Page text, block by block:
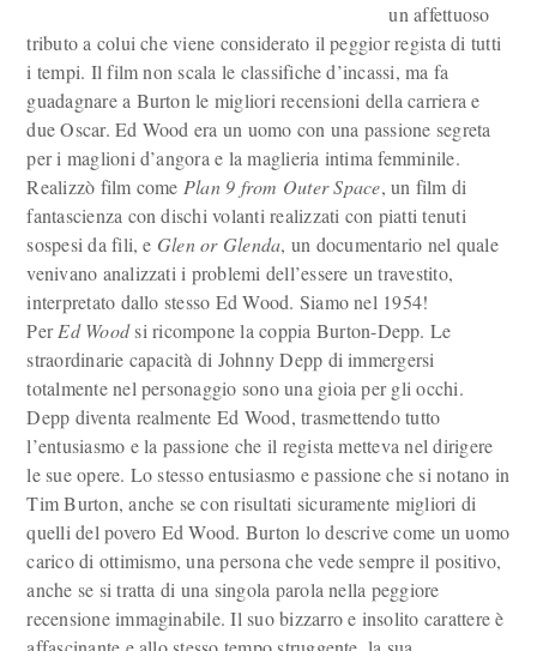
un affettuoso
tributo a colui che viene considerato il peggior regista di tutti
i tempi. Il film non scala le classifiche d’incassi, ma fa
guadagnare a Burton le migliori recensioni della carriera e
due Oscar. Ed Wood era un uomo con una passione segreta
per i maglioni d’angora e la maglieria intima femminile.
Realizzò film come Plan 9 from Outer Space, un film di
fantascienza con dischi volanti realizzati con piatti tenuti
sospesi da fili, e Glen or Glenda, un documentario nel quale
venivano analizzati i problemi dell’essere un travestito,
interpretato dallo stesso Ed Wood. Siamo nel 1954!
PerEd Woodsi ricompone la coppia Burton-Depp. Le
straordinarie capacità di Johnny Depp di immergersi
totalmente nel personaggio sono una gioia per gli occhi.
Depp diventa realmente Ed Wood, trasmettendo tutto
l’entusiasmo e la passione che il regista metteva nel dirigere
le sue opere. Lo stesso entusiasmo e passione che si notano in
Tim Burton, anche se con risultati sicuramente migliori di
quelli del povero Ed Wood. Burton lo descrive come un uomo
carico di ottimismo, una persona che vede sempre il positivo,
anche se si tratta di una singola parola nella peggiore
recensione immaginabile. Il suo bizzarro e insolito carattere è